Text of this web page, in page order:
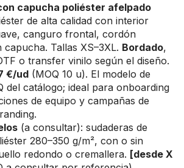
capucha poliéster afelpado
de alta calidad con interior
canguro frontal, cordón
capucha. Tallas XS–3XL. Bordado,
o transfer vinilo según el diseño.
€/ud(MOQ 10 u). El modelo de
del catálogo; ideal para onboarding
de equipo y campañas de
(a consultar): sudaderas de
280–350 g/m², con o sin
redondo o cremallera. [desde X